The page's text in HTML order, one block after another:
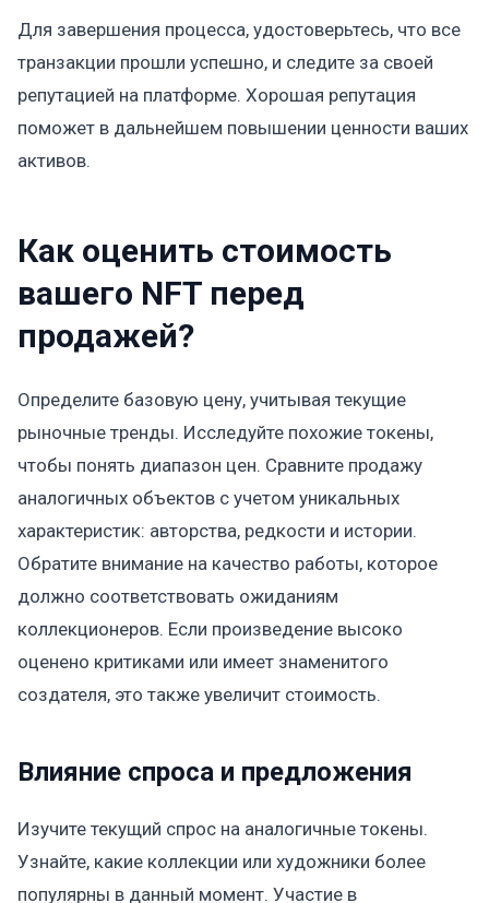
Для завершения процесса, удостоверьтесь, что все
транзакции прошли успешно, и следите за своей
репутацией на платформе. Хорошая репутация
поможет в дальнейшем повышении ценности ваших
активов.
Как оценить стоимость
вашего NFT перед
продажей?
Определите базовую цену, учитывая текущие
рыночные тренды. Исследуйте похожие токены,
чтобы понять диапазон цен. Сравните продажу
аналогичных объектов с учетом уникальных
характеристик: авторства, редкости и истории.
Обратите внимание на качество работы, которое
должно соответствовать ожиданиям
коллекционеров. Если произведение высоко
оценено критиками или имеет знаменитого
создателя, это также увеличит стоимость.
Влияние спроса и предложения
Изучите текущий спрос на аналогичные токены.
Узнайте, какие коллекции или художники более
популярны в данный момент. Участие в